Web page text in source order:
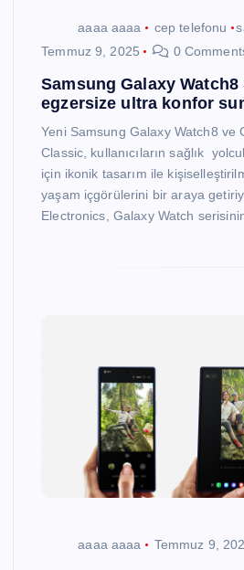
aaaa aaaa cep telefonu
Temmuz 9, 2025
0
Samsung Galaxy
egzersize ultra konfor
Yeni Samsung Galaxy Watch8 ve
Classic, kullanıcıların sağlık
için ikonik tasarım ile
yaşam içgörülerini bir araya
Electronics, Galaxy Watch
aaaa aaaa Temmuz 9,